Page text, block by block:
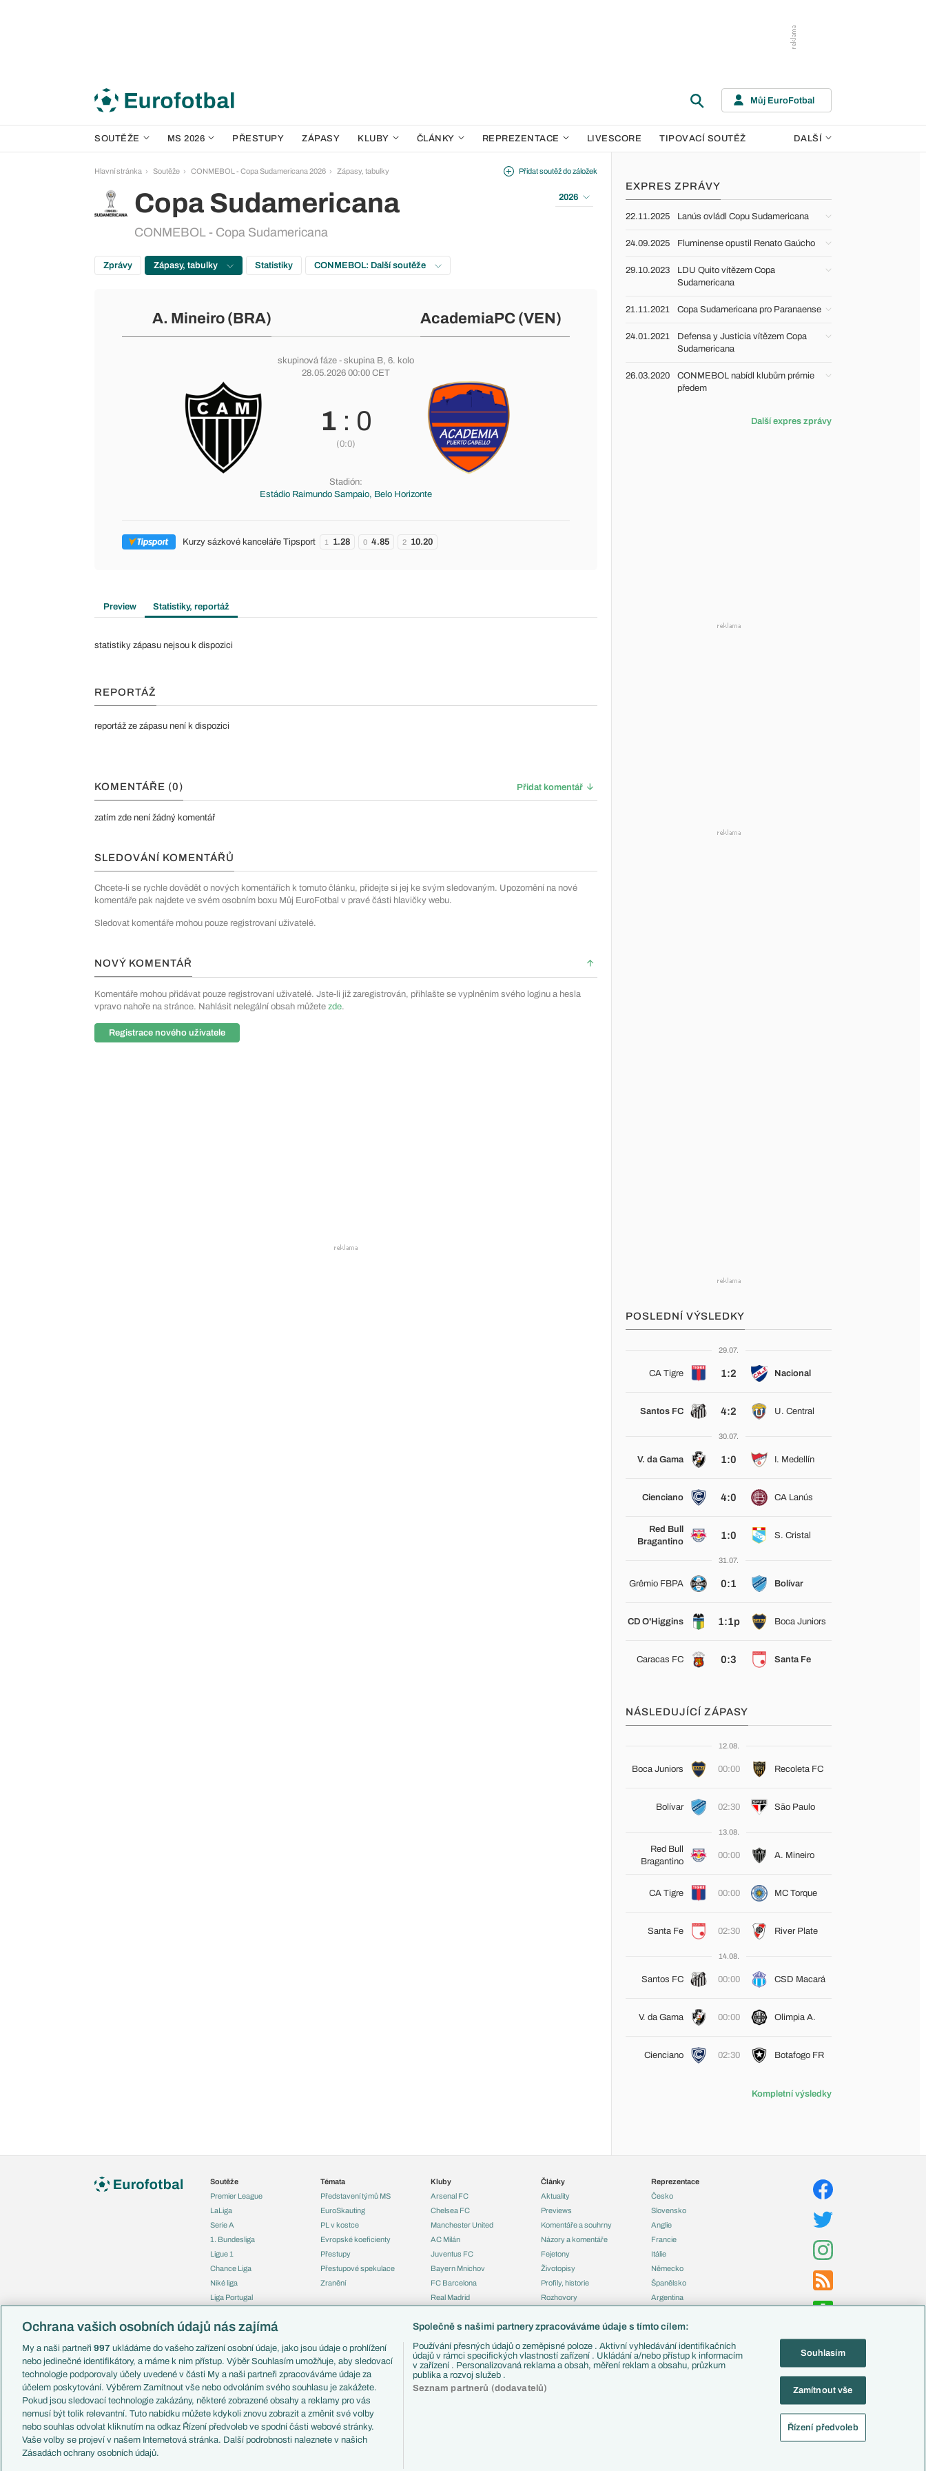
Můj EuroFotbal
SOUTĚŽE MS 2026 PŘESTUPY ZÁPASY KLUBY ČLÁNKY REPREZENTACE LIVESCORE TIPOVACÍ SOUTĚŽ DALŠÍ
Hlavní stránka Soutěže CONMEBOL - Copa Sudamericana 2026 Zápasy, tabulky
Copa Sudamericana
CONMEBOL - Copa Sudamericana
Přidat soutěž do záložek
2026
Zprávy Zápasy, tabulky Statistiky CONMEBOL: Další soutěže
A. Mineiro (BRA) AcademiaPC (VEN)
skupinová fáze - skupina B, 6. kolo
28.05.2026 00:00 CET
1 : 0
(0:0)
Stadión:
Estádio Raimundo Sampaio, Belo Horizonte
Kurzy sázkové kanceláře Tipsport 1 1.28 0 4.85 2 10.20
Preview Statistiky, reportáž
statistiky zápasu nejsou k dispozici
REPORTÁŽ
reportáž ze zápasu není k dispozici
KOMENTÁŘE (0) Přidat komentář
zatím zde není žádný komentář
SLEDOVÁNÍ KOMENTÁŘŮ
Chcete-li se rychle dovědět o nových komentářích k tomuto článku, přidejte si jej ke svým sledovaným. Upozornění na nové
komentáře pak najdete ve svém osobním boxu Můj EuroFotbal v pravé části hlavičky webu.
Sledovat komentáře mohou pouze registrovaní uživatelé.
NOVÝ KOMENTÁŘ
Komentáře mohou přidávat pouze registrovaní uživatelé. Jste-li již zaregistrován, přihlašte se vyplněním svého loginu a hesla
vpravo nahoře na stránce. Nahlásit nelegální obsah můžete zde.
Registrace nového uživatele
EXPRES ZPRÁVY
22.11.2025 Lanús ovládl Copu Sudamericana
24.09.2025 Fluminense opustil Renato Gaúcho
29.10.2023
LDU Quito vítězem Copa
Sudamericana
21.11.2021 Copa Sudamericana pro Paranaense
24.01.2021
Defensa y Justicia vítězem Copa
Sudamericana
26.03.2020
CONMEBOL nabídl klubům prémie
předem
Další expres zprávy
POSLEDNÍ VÝSLEDKY
29.07.
CA Tigre 1:2 Nacional
Santos FC 4:2 U. Central
30.07.
V. da Gama 1:0 I. Medellín
Cienciano 4:0 CA Lanús
Red Bull
Bragantino
1:0 S. Cristal
31.07.
Grêmio FBPA 0:1 Bolívar
CD O'Higgins 1:1p Boca Juniors
Caracas FC 0:3 Santa Fe
NÁSLEDUJÍCÍ ZÁPASY
12.08.
Boca Juniors 00:00 Recoleta FC
Bolívar 02:30 São Paulo
13.08.
Red Bull
Bragantino
00:00 A. Mineiro
CA Tigre 00:00 MC Torque
Santa Fe 02:30 River Plate
14.08.
Santos FC 00:00 CSD Macará
V. da Gama 00:00 Olimpia A.
Cienciano 02:30 Botafogo FR
Kompletní výsledky
Soutěže
Premier League
LaLiga
Serie A
1. Bundesliga
Ligue 1
Chance Liga
Niké liga
Liga Portugal
Liga mistrů
Mistrovství světa
Liga národů
Témata
Představení týmů MS
EuroSkauting
PL v kostce
Evropské koeficienty
Přestupy
Přestupové spekulace
Zranění
Kluby
Arsenal FC
Chelsea FC
Manchester United
AC Milán
Juventus FC
Bayern Mnichov
FC Barcelona
Real Madrid
Články
Aktuality
Previews
Komentáře a souhrny
Názory a komentáře
Fejetony
Životopisy
Profily, historie
Rozhovory
Reprezentace
Česko
Slovensko
Anglie
Francie
Itálie
Německo
Španělsko
Argentina
Zápasy
Livescore
Copyright © 2001-2026 EuroFotbal.cz. Využíváme zpravodajství ČTK.
Ochrana vašich osobních údajů nás zajímá
My a naši partneři 997 ukládáme do vašeho zařízení osobní údaje, jako jsou údaje o prohlížení
nebo jedinečné identifikátory, a máme k nim přístup. Výběr Souhlasím umožňuje, aby sledovací
technologie podporovaly účely uvedené v části My a naši partneři zpracováváme údaje za
účelem poskytování. Výběrem Zamítnout vše nebo odvoláním svého souhlasu je zakážete.
Pokud jsou sledovací technologie zakázány, některé zobrazené obsahy a reklamy pro vás
nemusí být tolik relevantní. Tuto nabídku můžete kdykoli znovu zobrazit a změnit své volby
nebo souhlas odvolat kliknutím na odkaz Řízení předvoleb ve spodní části webové stránky.
Vaše volby se projeví v našem Internetová stránka. Další podrobnosti naleznete v našich
Zásadách ochrany osobních údajů.
Společně s našimi partnery zpracováváme údaje s tímto cílem:
Používání přesných údajů o zeměpisné poloze . Aktivní vyhledávání identifikačních
údajů v rámci specifických vlastností zařízení . Ukládání a/nebo přístup k informacím
v zařízení . Personalizovaná reklama a obsah, měření reklam a obsahu, průzkum
publika a rozvoj služeb .
Seznam partnerů (dodavatelů)
Souhlasím
Zamítnout vše
Řízení předvoleb